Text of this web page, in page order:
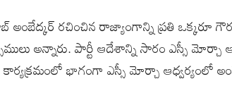
రచించిన రాజ్యాంగాన్ని ప్రతి ఒక్కరూ
అన్నారు. పార్టీ ఆదేశాన్ని సారం ఎస్సీ మోర్చా
భాగంగా ఎస్సీ మోర్చా ఆధ్వర్యంలో